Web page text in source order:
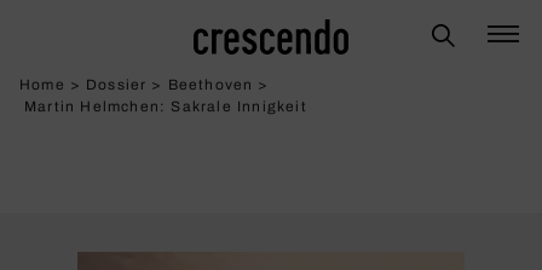
Home > Dossier > Beethoven >
Martin Helmchen: Sakrale Innig­keit